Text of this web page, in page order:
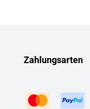
Zahlungsarten